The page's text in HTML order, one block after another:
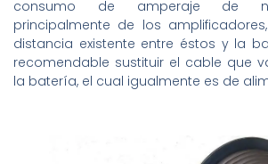
consumo de amperaje de
principalmente de los
distancia existente entre éstos y la
recomendable sustituir el cable que
la batería, el cual igualmente es de